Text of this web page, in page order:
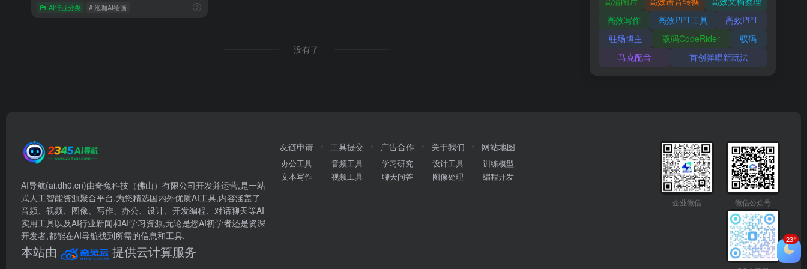
AI行业分类 # 泡咖AI绘画
没有了
高效写作
高效PPT工具
高效PPT
驻场博主
驭码CodeRider
驭码
马克配音
首创弹唱新玩法
AI导航(ai.dh0.cn)由奇兔科技（佛山）有限公司开发并运营,是一站
式人工智能资源聚合平台,为您精选国内外优质AI工具,内容涵盖了
音频、视频、图像、写作、办公、设计、开发编程、对话聊天等AI
实用工具以及AI行业新闻和AI学习资源,无论是您AI初学者还是资深
开发者,都能在AI导航找到所需的信息和工具.
本站由 提供云计算服务
友链申请
办公工具
文本写作
工具提交
音频工具
视频工具
广告合作
学习研究
聊天问答
关于我们
设计工具
图像处理
网站地图
训练模型
编程开发
企业微信 微信公众号
23°